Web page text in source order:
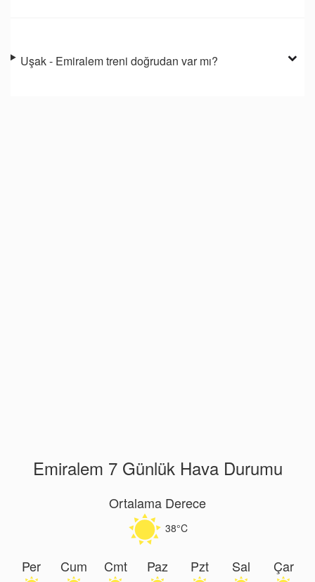
Uşak - Emiralem treni doğrudan var mı?
Emiralem 7 Günlük Hava Durumu
Ortalama Derece
38°C
Per Cum Cmt Paz Pzt Sal Çar